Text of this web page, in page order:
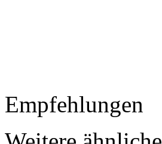
Empfehlungen